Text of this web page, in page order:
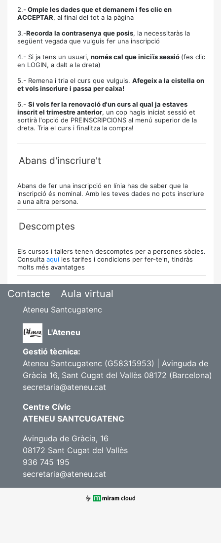
2.- Omple les dades que et demanem i fes clic en
ACCEPTAR, al final del tot a la pàgina
3.-Recorda la contrasenya que posis, la necessitaràs la
següent vegada que vulguis fer una inscripció
4.- Si ja tens un usuari, només cal que iniciïs sessió (fes clic
en LOGIN, a dalt a la dreta)
5.- Remena i tria el curs que vulguis. Afegeix a la cistella on
et vols inscriure i passa per caixa!
6.- Si vols fer la renovació d'un curs al qual ja estaves
inscrit el trimestre anterior, un cop hagis iniciat sessió et
sortirà l'opció de PREINSCRIPCIONS al menú superior de la
dreta. Tria el curs i finalitza la compra!
Abans d'inscriure't
Abans de fer una inscripció en línia has de saber que la
inscripció és nominal. Amb les teves dades no pots inscriure
a una altra persona.
Descomptes
Els cursos i tallers tenen descomptes per a persones sòcies.
Consulta aquí les tarifes i condicions per fer-te'n, tindràs
molts més avantatges
Contacte Aula virtual
Ateneu Santcugatenc
L'Ateneu
Gestió tècnica:
Ateneu Santcugatenc (G58315953) | Avinguda de
Gràcia 16, Sant Cugat del Vallès 08172 (Barcelona)
secretaria@ateneu.cat
Centre Cívic
ATENEU SANTCUGATENC
Avinguda de Gràcia, 16
08172 Sant Cugat del Vallès
936 745 195
secretaria@ateneu.cat